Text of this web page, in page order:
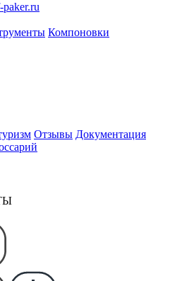
Компоновки
Отзывы Документация